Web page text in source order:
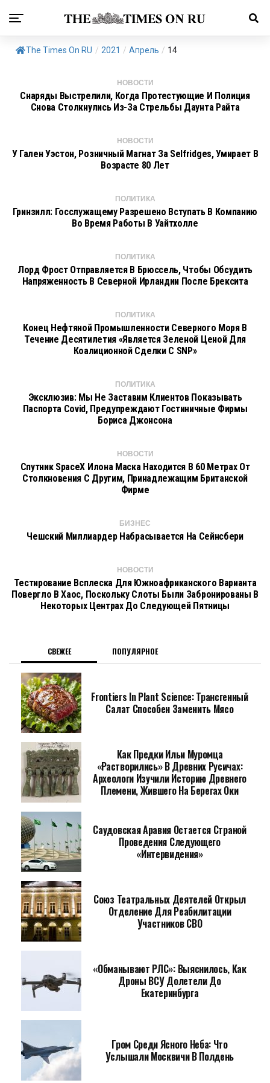
The Times On RU / 2021 / Апрель / 14
НОВОСТИ
Снаряды Выстрелили, Когда Протестующие И Полиция
Снова Столкнулись Из-За Стрельбы Даунта Райта
НОВОСТИ
У Гален Уэстон, Розничный Магнат За Selfridges, Умирает В
Возрасте 80 Лет
ПОЛИТИКА
Гринзилл: Госслужащему Разрешено Вступать В Компанию
Во Время Работы В Уайтхолле
ПОЛИТИКА
Лорд Фрост Отправляется В Брюссель, Чтобы Обсудить
Напряженность В Северной Ирландии После Брексита
ПОЛИТИКА
Конец Нефтяной Промышленности Северного Моря В
Течение Десятилетия «является Зеленой Ценой Для
Коалиционной Сделки С SNP»
ПОЛИТИКА
Эксклюзив: Мы Не Заставим Клиентов Показывать
Паспорта Covid, Предупреждают Гостиничные Фирмы
Бориса Джонсона
НОВОСТИ
Спутник SpaceX Илона Маска Находится В 60 Метрах От
Столкновения С Другим, Принадлежащим Британской
Фирме
БИЗНЕС
Чешский Миллиардер Набрасывается На Сейнсбери
НОВОСТИ
Тестирование Всплеска Для Южноафриканского Варианта
Повергло В Хаос, Поскольку Слоты Были Забронированы В
Некоторых Центрах До Следующей Пятницы
СВЕЖЕЕ ПОПУЛЯРНОЕ
Frontiers In Plant Science: Трансгенный
Салат Способен Заменить Мясо
Как Предки Ильи Муромца
«растворились» В Древних Русичах:
Археологи Изучили Историю Древнего
Племени, Жившего На Берегах Оки
Саудовская Аравия Остается Страной
Проведения Следующего
«Интервидения»
Союз Театральных Деятелей Открыл
Отделение Для Реабилитации
Участников СВО
«Обманывают РЛС»: Выяснилось, Как
Дроны ВСУ Долетели До
Екатеринбурга
Гром Среди Ясного Неба: Что
Услышали Москвичи В Полдень